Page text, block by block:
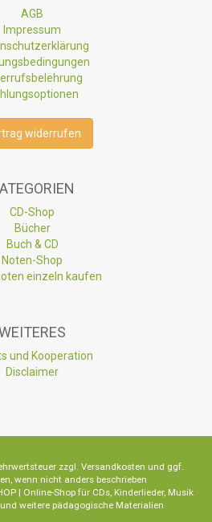
AGB
Impressum
widerrufen
CD-Shop
Bücher
Buch & CD
Noten-Shop
einzeln kaufen
und Kooperation
Disclaimer
zzgl. Versandkosten und ggf.
wenn nicht anders beschrieben
| Online-Shop für CDs, Kinderlieder, Musik
weitere pädagogische Materialien